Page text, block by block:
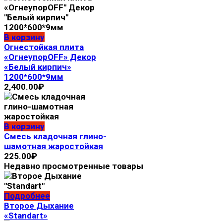
В корзину
Огнестойкая плита
«ОгнеупорOFF» Декор
«Белый кирпич»
1200*600*9мм
2,400.00₽
В корзину
Смесь кладочная глино-
шамотная жаростойкая
225.00₽
Недавно просмотренные товары
Подробнее
Второе Дыхание
«Standart»